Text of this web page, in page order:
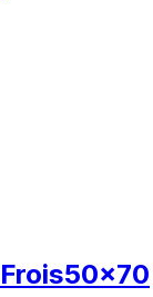
50x70